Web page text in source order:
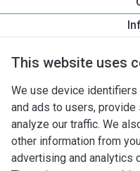
This website uses
We use device
and ads to users,
analyze our traffic. We
other information from
advertising and analytics
Rexa MINI3-S03/M008-